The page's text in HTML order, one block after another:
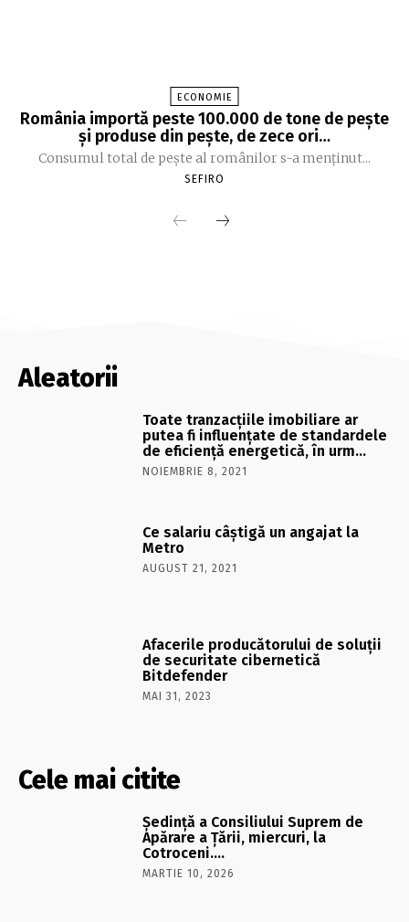
ECONOMIE
România importă peste 100.000 de tone de peşte
şi produse din peşte, de zece ori…
Consumul total de peşte al ro­mâ­nilor s-a menţinut...
SEFIRO
Aleatorii
Toate tranzacţiile imobiliare ar
putea fi influenţate de standardele
de eficienţă energetică, în urm…
NOIEMBRIE 8, 2021
Ce salariu câştigă un angajat la
Metro
AUGUST 21, 2021
Afacerile producătorului de soluţii
de securitate cibernetică
Bitdefender
MAI 31, 2023
Cele mai citite
Şedinţă a Consiliului Suprem de
Apărare a Ţării, miercuri, la
Cotroceni….
MARTIE 10, 2026